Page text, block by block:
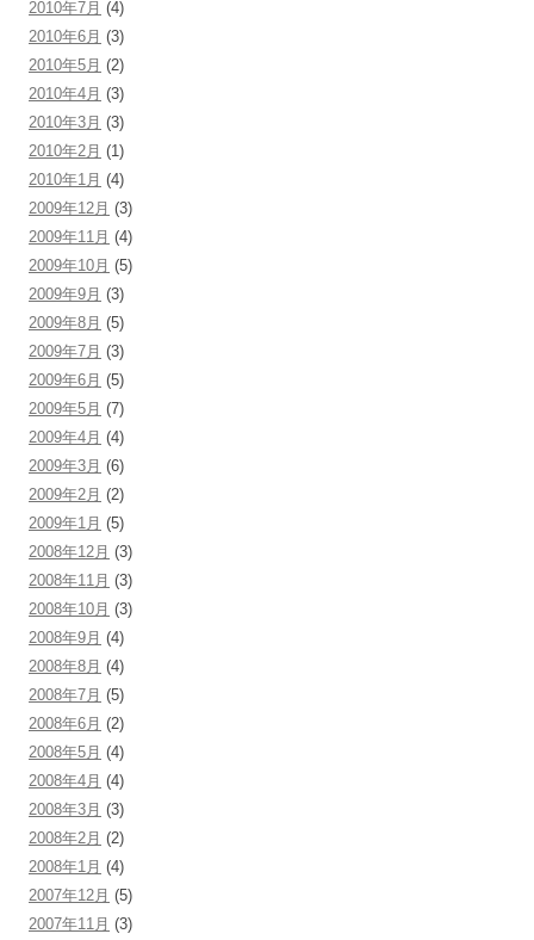
2010年7月 (4)
2010年6月 (3)
2010年5月 (2)
2010年4月 (3)
2010年3月 (3)
2010年2月 (1)
2010年1月 (4)
2009年12月 (3)
2009年11月 (4)
2009年10月 (5)
2009年9月 (3)
2009年8月 (5)
2009年7月 (3)
2009年6月 (5)
2009年5月 (7)
2009年4月 (4)
2009年3月 (6)
2009年2月 (2)
2009年1月 (5)
2008年12月 (3)
2008年11月 (3)
2008年10月 (3)
2008年9月 (4)
2008年8月 (4)
2008年7月 (5)
2008年6月 (2)
2008年5月 (4)
2008年4月 (4)
2008年3月 (3)
2008年2月 (2)
2008年1月 (4)
2007年12月 (5)
2007年11月 (3)